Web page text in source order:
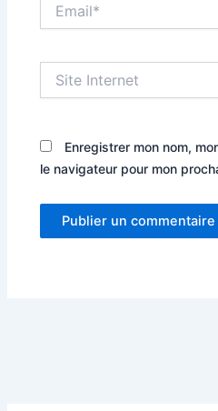
Internet
Enregistrer mon nom,
le navigateur pour mon